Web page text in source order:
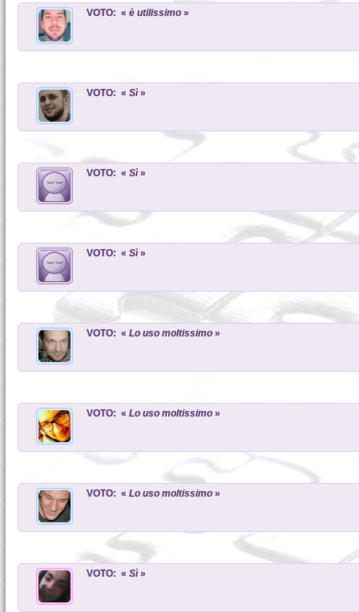
VOTO: « è utilissimo »
VOTO: « Sì »
VOTO: « Sì »
VOTO: « Sì »
VOTO: « Lo uso moltissimo »
VOTO: « Lo uso moltissimo »
VOTO: « Lo uso moltissimo »
VOTO: « Sì »